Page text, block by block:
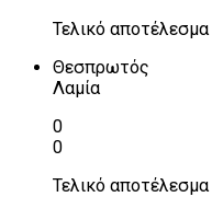
Τελικό αποτέλεσμα
Θεσπρωτός
Λαμία
0
0
Τελικό αποτέλεσμα